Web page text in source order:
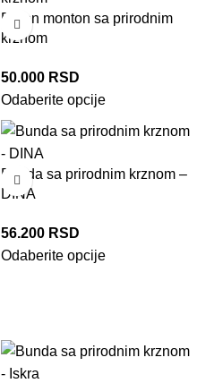
Braon monton sa prirodnim
krznom
50.000 RSD
Odaberite opcije
Bunda sa prirodnim krznom –
DINA
56.200 RSD
Odaberite opcije